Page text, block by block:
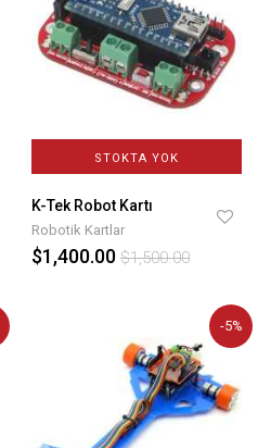
STOKTA YOK
K-Tek Robot Kartı
Robotik Kartlar
$1,400.00$1,500.00
-5%